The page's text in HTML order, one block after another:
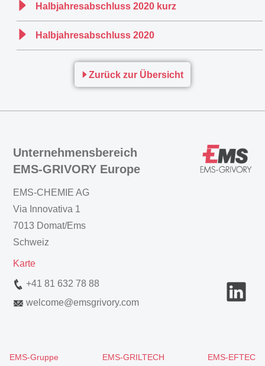
Halbjahresabschluss 2020 kurz
Halbjahresabschluss 2020
Zurück zur Übersicht
Unternehmensbereich
EMS-GRIVORY Europe
EMS-CHEMIE AG
Via Innovativa 1
7013 Domat/Ems
Schweiz
Karte
+41 81 632 78 88
welcome@emsgrivory.com
EMS-Gruppe EMS-GRILTECH EMS-EFTEC